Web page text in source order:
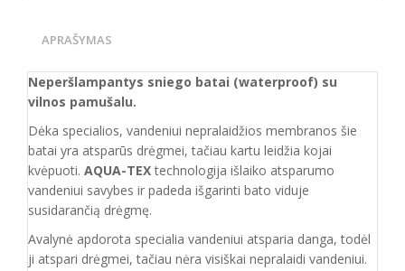
APRAŠYMAS
Neperšlampantys sniego batai (waterproof) su
vilnos pamušalu.
Dėka specialios, vandeniui nepralaidžios membranos šie
batai yra atsparūs drėgmei, tačiau kartu leidžia kojai
kvėpuoti. AQUA-TEXtechnologija išlaiko atsparumo
vandeniui savybes ir padeda išgarinti bato viduje
susidarančią drėgmę.
Avalynė apdorota specialia vandeniui atsparia danga, todėl
ji atspari drėgmei, tačiau nėra visiškai nepralaidi vandeniui.